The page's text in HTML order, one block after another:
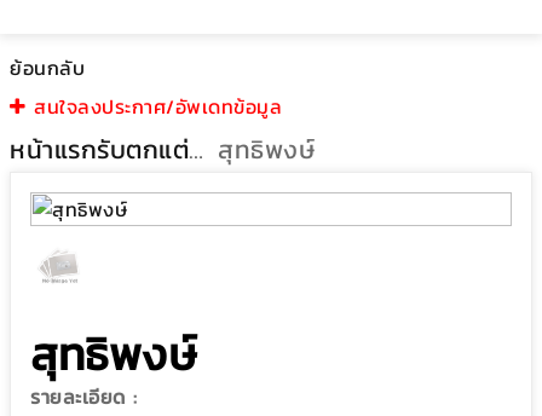
ย้อนกลับ
สนใจลงประกาศ/อัพเดทข้อมูล
หน้าแรก รับตกแต่งภายใน สุทธิพงษ์
สุทธิพงษ์
รายละเอียด :